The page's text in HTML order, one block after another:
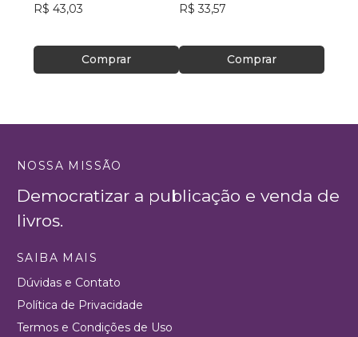
R$ 43,03
Comprar
R$ 33,57
Comprar
NOSSA MISSÃO
Democratizar a publicação e venda de
livros.
SAIBA MAIS
Dúvidas e Contato
Política de Privacidade
Termos e Condições de Uso